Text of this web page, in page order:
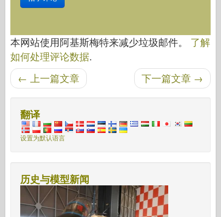
本网站使用阿基斯梅特来减少垃圾邮件。 了解
如何处理评论数据.
后导航 下一篇文章 →
← 上一篇文章
翻译
设置为默认语言
历史与模型新闻